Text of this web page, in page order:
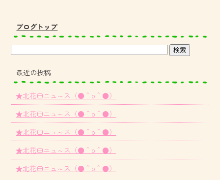
ブログトップ
最近の投稿
★北花田ニュ～ス（●＾o＾●）
★北花田ニュ～ス（●＾o＾●）
★北花田ニュ～ス（●＾o＾●）
★北花田ニュ～ス（●＾o＾●）
★北花田ニュ～ス（●＾o＾●）